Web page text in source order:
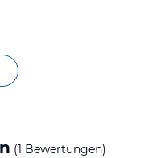
(1 Bewertungen)